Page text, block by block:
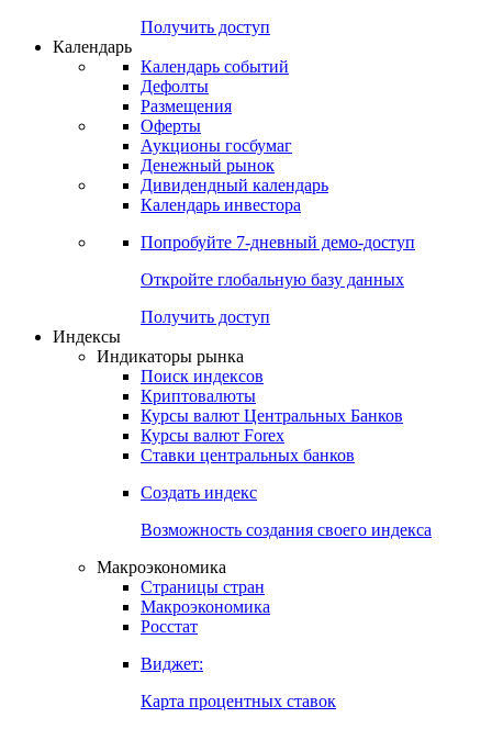
Получить доступ
Календарь
Календарь событий
Дефолты
Размещения
Оферты
Аукционы госбумаг
Денежный рынок
Дивидендный календарь
Календарь инвестора
Попробуйте 7-дневный демо-доступ
Откройте глобальную базу данных
Получить доступ
Индексы
Индикаторы рынка
Поиск индексов
Криптовалюты
Курсы валют Центральных Банков
Курсы валют Forex
Ставки центральных банков
Создать индекс
Возможность создания своего индекса
Макроэкономика
Страницы стран
Макроэкономика
Росстат
Виджет:
Карта процентных ставок